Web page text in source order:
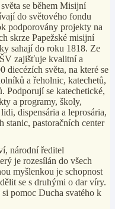
se během Misijní
do světového fondu
podporovány projekty na
skrze Papežské misijní
sahají do roku 1818. Ze
zajišťuje kvalitní a
diecézích světa, na které se
a řeholnic, katechetů,
Podporují se katechetické,
a programy, školy,
dispensária a leprosária,
pastoračních center
národní ředitel
je rozesílán do všech
myšlenkou je schopnost
se s druhými o dar víry.
pomoc Ducha svatého k